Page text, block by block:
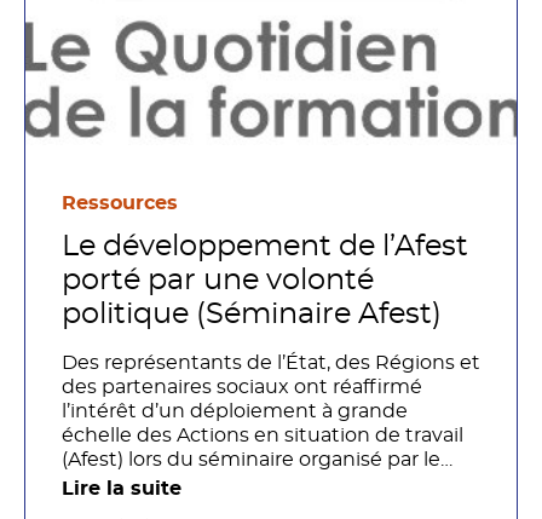
Ressources
Le développement de l’Afest
porté par une volonté
politique (Séminaire Afest)
Des représentants de l’État, des Régions et
des partenaires sociaux ont réaffirmé
l’intérêt d’un déploiement à grande
échelle des Actions en situation de travail
(Afest) lors du séminaire organisé par le
Copanef [1] et le FPSPP [2] mardi 2 octobre
Lire la suite